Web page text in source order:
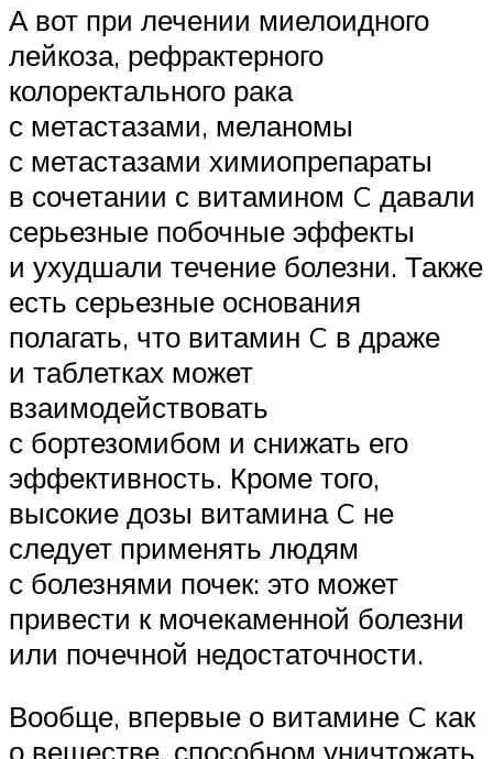
А вот при лечении миелоидного
лейкоза, рефрактерного
колоректального рака
с метастазами, меланомы
с метастазами химиопрепараты
в сочетании с витамином C давали
серьезные побочные эффекты
и ухудшали течение болезни. Также
есть серьезные основания
полагать, что витамин C в драже
и таблетках может
взаимодействовать
с бортезомибом и снижать его
эффективность. Кроме того,
высокие дозы витамина C не
следует применять людям
с болезнями почек: это может
привести к мочекаменной болезни
или почечной недостаточности.
Вообще, впервые о витамине C как
о веществе, способном уничтожать